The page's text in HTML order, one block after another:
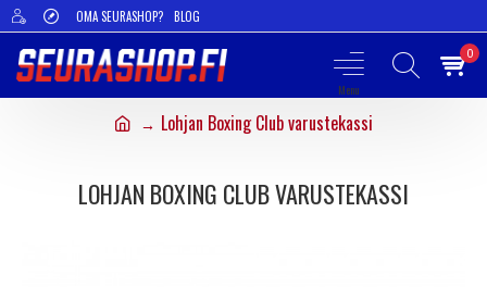
OMA SEURASHOP? BLOG
0
Lohjan Boxing Club varustekassi
LOHJAN BOXING CLUB VARUSTEKASSI